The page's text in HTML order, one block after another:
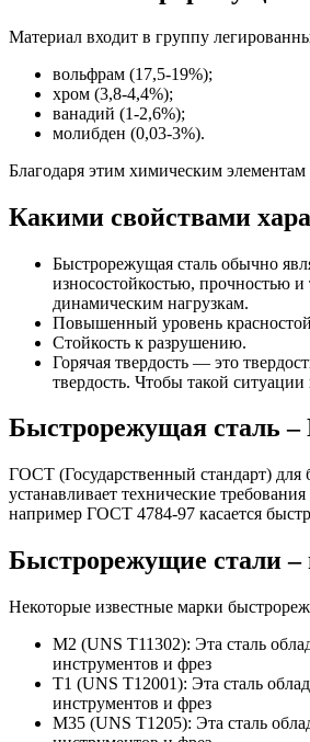
Материал входит в группу
вольфрам (17,5-19%);
хром (3,8-4,4%);
ванадий (1-2,6%);
молибден (0,03-3%).
Благодаря этим химическим элементам
Какими свойствами
Быстрорежущая сталь обычно
износостойкостью, прочностью
динамическим нагрузкам.
Повышенный уровень
Стойкость к разрушению.
Горячая твердость — это
твердость. Чтобы такой
Быстрорежущая сталь
ГОСТ (Государственный стандарт)
устанавливает технические
например ГОСТ 4784-97 касается
Быстрорежущие стали –
Некоторые известные марки
M2 (UNS T11302): Эта сталь
инструментов и фрез
T1 (UNS T12001): Эта сталь
инструментов и фрез
M35 (UNS T1205): Эта сталь